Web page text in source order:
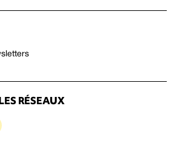
RÉSEAUX